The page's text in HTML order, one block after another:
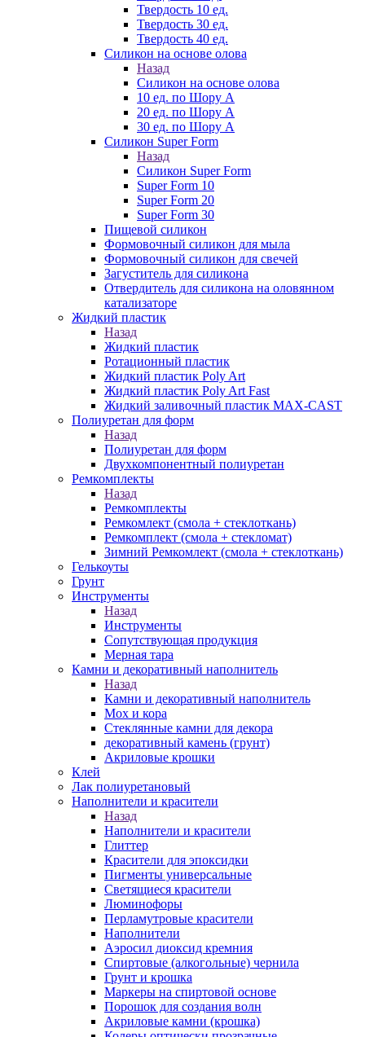
Твердость 10 ед.
Твердость 30 ед.
Твердость 40 ед.
Силикон на основе олова
Назад
Силикон на основе олова
10 ед. по Шору А
20 ед. по Шору А
30 ед. по Шору А
Силикон Super Form
Назад
Силикон Super Form
Super Form 10
Super Form 20
Super Form 30
Пищевой силикон
Формовочный силикон для мыла
Формовочный силикон для свечей
Загуститель для силикона
Отвердитель для силикона на оловянном
катализаторе
Жидкий пластик
Назад
Жидкий пластик
Ротационный пластик
Жидкий пластик Poly Art
Жидкий пластик Poly Art Fast
Жидкий заливочный пластик MAX-CAST
Полиуретан для форм
Назад
Полиуретан для форм
Двухкомпонентный полиуретан
Ремкомплекты
Назад
Ремкомплекты
Ремкомлект (смола + стеклоткань)
Ремкомплект (смола + стекломат)
Зимний Ремкомлект (смола + стеклоткань)
Гелькоуты
Грунт
Инструменты
Назад
Инструменты
Сопутствующая продукция
Мерная тара
Камни и декоративный наполнитель
Назад
Камни и декоративный наполнитель
Мох и кора
Стеклянные камни для декора
декоративный камень (грунт)
Акриловые крошки
Клей
Лак полиуретановый
Наполнители и красители
Назад
Наполнители и красители
Глиттер
Красители для эпоксидки
Пигменты универсальные
Светящиеся красители
Люминофоры
Перламутровые красители
Наполнители
Аэросил диоксид кремния
Спиртовые (алкогольные) чернила
Грунт и крошка
Маркеры на спиртовой основе
Порошок для создания волн
Акриловые камни (крошка)